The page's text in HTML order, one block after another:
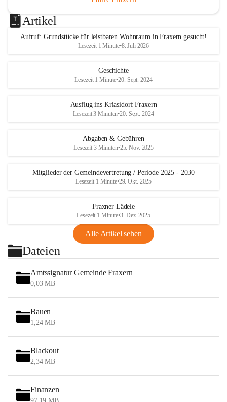
Artikel
Aufruf: Grundstücke für leistbaren Wohnraum in Fraxern gesucht!
Lesezeit 1 Minute•8. Juli 2026
Geschichte
Lesezeit 1 Minute•20. Sept. 2024
Ausflug ins Kriasidorf Fraxern
Lesezeit 3 Minuten•20. Sept. 2024
Abgaben & Gebühren
Lesezeit 3 Minuten•25. Nov. 2025
Mitglieder der Gemeindevertretung / Periode 2025 - 2030
Lesezeit 1 Minute•29. Okt. 2025
Fraxner Lädele
Lesezeit 1 Minute•3. Dez. 2025
Alle Artikel sehen
Dateien
Amtssignatur Gemeinde Fraxern
0,03 MB
Bauen
1,24 MB
Blackout
2,34 MB
Finanzen